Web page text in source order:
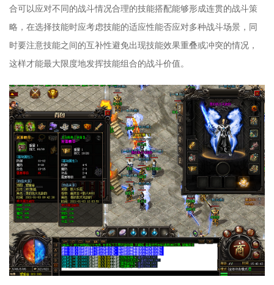
合可以应对不同的战斗情况合理的技能搭配能够形成连贯的战斗策
略，在选择技能时应考虑技能的适应性能否应对多种战斗场景，同
时要注意技能之间的互补性避免出现技能效果重叠或冲突的情况，
这样才能最大限度地发挥技能组合的战斗价值。